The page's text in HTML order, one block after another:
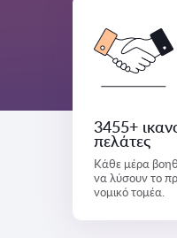
3455+
πελάτες
Κάθε μέρα
να λύσουν το
νομικό τομέα.